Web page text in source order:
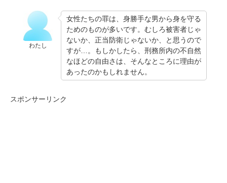
わたし
女性たちの罪は、身勝手な男から身を守る
ためのものが多いです。むしろ被害者じゃ
ないか、正当防衛じゃないか、と思うので
すが…。もしかしたら、刑務所内の不自然
なほどの自由さは、そんなところに理由が
あったのかもしれません。
スポンサーリンク